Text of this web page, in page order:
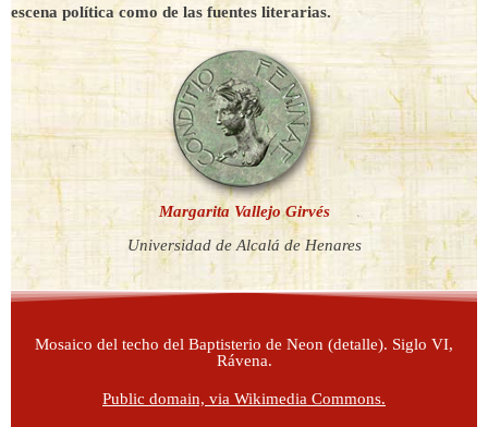
escena política como de las fuentes literarias.
Margarita Vallejo Girvés
Universidad de Alcalá de Henares
Mosaico del techo del Baptisterio de Neon (detalle). Siglo VI,
Rávena.
Public domain, via Wikimedia Commons.